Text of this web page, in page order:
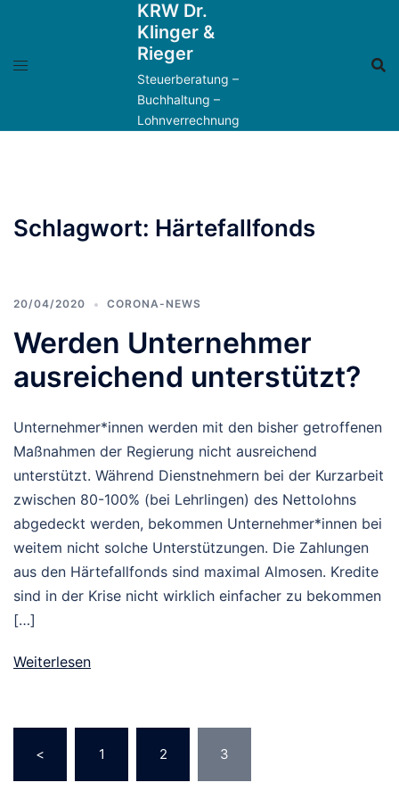
KRW Dr.
Klinger &
Rieger
Steuerberatung –
Buchhaltung –
Lohnverrechnung
Schlagwort: Härtefallfonds
20/04/2020 CORONA-NEWS
Werden Unternehmer
ausreichend unterstützt?
Unternehmer*innen werden mit den bisher getroffenen
Maßnahmen der Regierung nicht ausreichend
unterstützt. Während Dienstnehmern bei der Kurzarbeit
zwischen 80-100% (bei Lehrlingen) des Nettolohns
abgedeckt werden, bekommen Unternehmer*innen bei
weitem nicht solche Unterstützungen. Die Zahlungen
aus den Härtefallfonds sind maximal Almosen. Kredite
sind in der Krise nicht wirklich einfacher zu bekommen
[…]
Weiterlesen
der
Beiträge
< 1 2 3